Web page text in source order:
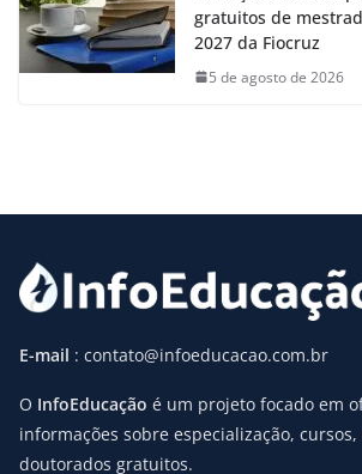
gratuitos de
2027 da Fiocruz
5 de agosto de 2026
E-mail : contato@infoeducacao.com.br
O InfoEducação é um projeto focado em
informações sobre especialização,
doutorados gratuitos.